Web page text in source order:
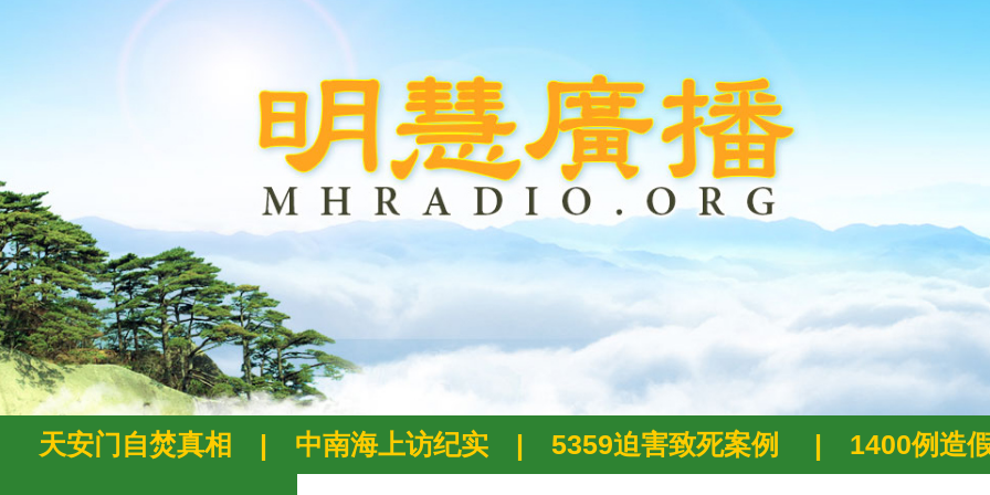
天安门自焚真相 | 中南海上访纪实 | 5359迫害致死案例 | 1400例造